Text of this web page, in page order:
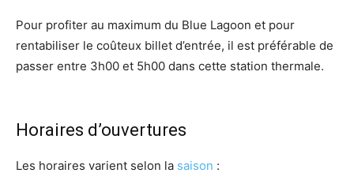
Pour profiter au maximum du Blue Lagoon et pour
rentabiliser le coûteux billet d’entrée, il est préférable de
passer entre 3h00 et 5h00 dans cette station thermale.
Horaires d’ouvertures
Les horaires varient selon la saison :